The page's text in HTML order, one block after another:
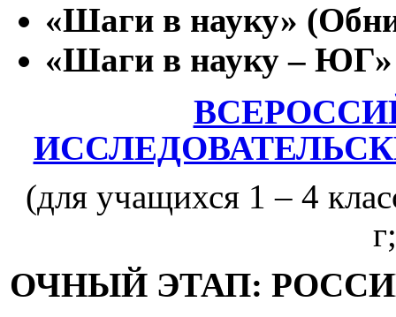
«Шаги в науку»
«Шаги в науку – ЮГ»
(для учащихся 1 – 4
г;
ОЧНЫЙ ЭТАП: